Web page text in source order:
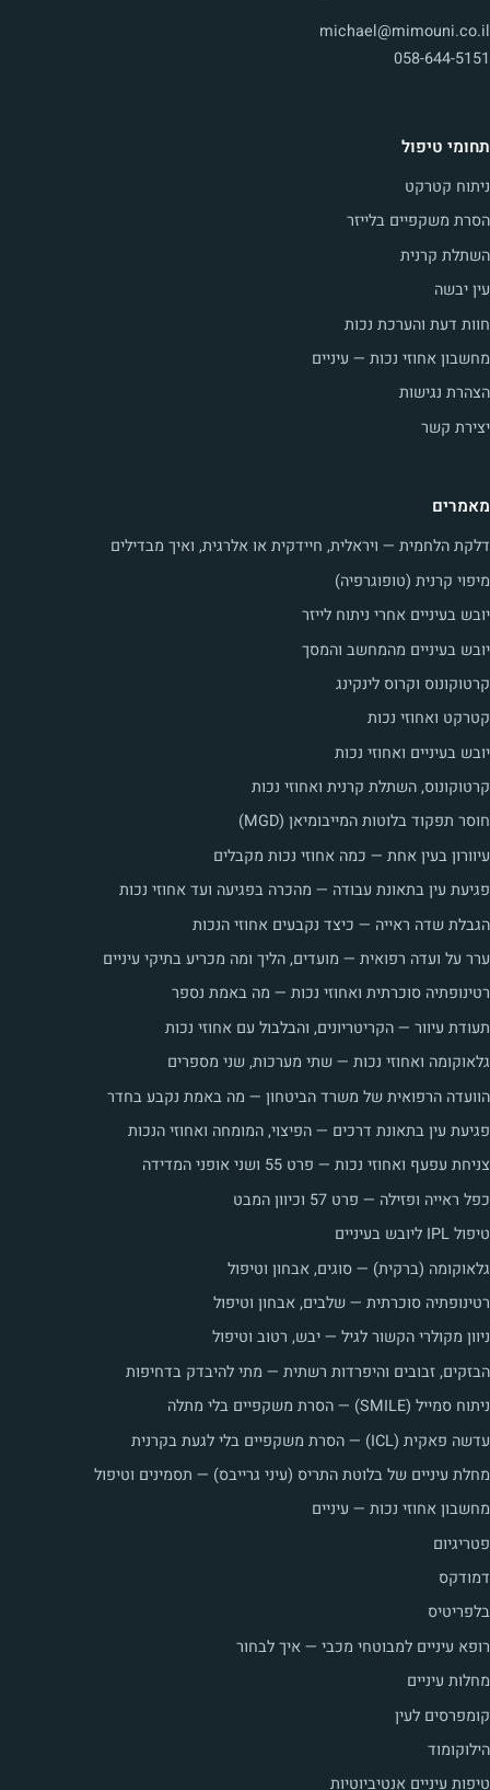
michael@mimouni.co.il
058-644-5151
תחומי טיפול
ניתוח קטרקט
הסרת משקפיים בלייזר
השתלת קרנית
עין יבשה
חוות דעת והערכת נכות
מחשבון אחוזי נכות — עיניים
הצהרת נגישות
יצירת קשר
מאמרים
דלקת הלחמית — ויראלית, חיידקית או אלרגית, ואיך מבדילים
מיפוי קרנית (טופוגרפיה)
יובש בעיניים אחרי ניתוח לייזר
יובש בעיניים מהמחשב והמסך
קרטוקונוס וקרוס לינקינג
קטרקט ואחוזי נכות
יובש בעיניים ואחוזי נכות
קרטוקונוס, השתלת קרנית ואחוזי נכות
חוסר תפקוד בלוטות המייבומיאן (MGD)
עיוורון בעין אחת — כמה אחוזי נכות מקבלים
פגיעת עין בתאונת עבודה — מהכרה בפגיעה ועד אחוזי נכות
הגבלת שדה ראייה — כיצד נקבעים אחוזי הנכות
ערר על ועדה רפואית — מועדים, הליך ומה מכריע בתיקי עיניים
רטינופתיה סוכרתית ואחוזי נכות — מה באמת נספר
תעודת עיוור — הקריטריונים, והבלבול עם אחוזי נכות
גלאוקומה ואחוזי נכות — שתי מערכות, שני מספרים
הוועדה הרפואית של משרד הביטחון — מה באמת נקבע בחדר
פגיעת עין בתאונת דרכים — הפיצוי, המומחה ואחוזי הנכות
צניחת עפעף ואחוזי נכות — פרט 55 ושני אופני המדידה
כפל ראייה ופזילה — פרט 57 וכיוון המבט
טיפול IPL ליובש בעיניים
גלאוקומה (ברקית) — סוגים, אבחון וטיפול
רטינופתיה סוכרתית — שלבים, אבחון וטיפול
ניוון מקולרי הקשור לגיל — יבש, רטוב וטיפול
הבזקים, זבובים והיפרדות רשתית — מתי להיבדק בדחיפות
ניתוח סמייל (SMILE) — הסרת משקפיים בלי מתלה
עדשה פאקית (ICL) — הסרת משקפיים בלי לגעת בקרנית
מחלת עיניים של בלוטת התריס (עיני גרייבס) — תסמינים וטיפול
מחשבון אחוזי נכות — עיניים
פטריגיום
דמודקס
בלפריטיס
רופא עיניים למבוטחי מכבי — איך לבחור
מחלות עיניים
קומפרסים לעין
הילוקומוד
טיפות עיניים אנטיביוטיות